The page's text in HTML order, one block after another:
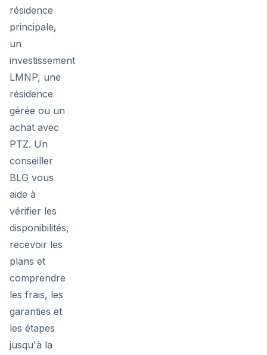
résidence
principale,
un
investissement
LMNP, une
résidence
gérée ou un
achat avec
PTZ. Un
conseiller
BLG vous
aide à
vérifier les
disponibilités,
recevoir les
plans et
comprendre
les frais, les
garanties et
les étapes
jusqu'à la